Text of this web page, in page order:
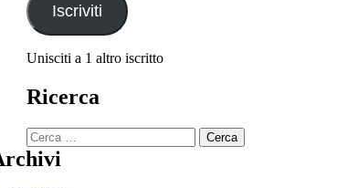
Iscriviti
Unisciti a 1 altro iscritto
Ricerca
Ricerca
per: